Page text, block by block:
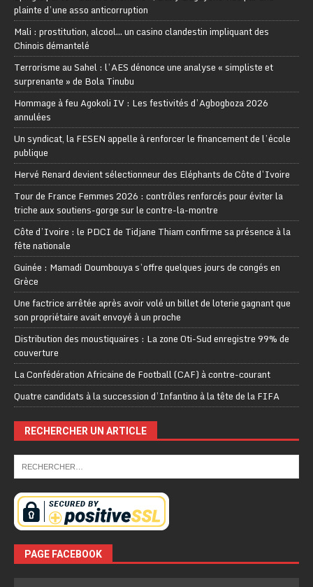
plainte d’une asso anticorruption
Mali : prostitution, alcool… un casino clandestin impliquant des
Chinois démantelé
Terrorisme au Sahel : l’AES dénonce une analyse « simpliste et
surprenante » de Bola Tinubu
Hommage à feu Agokoli IV : Les festivités d’Agbogboza 2026
annulées
Un syndicat, la FESEN appelle à renforcer le financement de l’école
publique
Hervé Renard devient sélectionneur des Eléphants de Côte d’Ivoire
Tour de France Femmes 2026 : contrôles renforcés pour éviter la
triche aux soutiens-gorge sur le contre-la-montre
Côte d’Ivoire : le PDCI de Tidjane Thiam confirme sa présence à la
fête nationale
Guinée : Mamadi Doumbouya s’offre quelques jours de congés en
Grèce
Une factrice arrêtée après avoir volé un billet de loterie gagnant que
son propriétaire avait envoyé à un proche
Distribution des moustiquaires : La zone Oti-Sud enregistre 99% de
couverture
La Confédération Africaine de Football (CAF) à contre-courant
Quatre candidats à la succession d’Infantino à la tête de la FIFA
RECHERCHER UN ARTICLE
PAGE FACEBOOK